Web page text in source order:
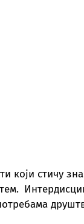
који стичу